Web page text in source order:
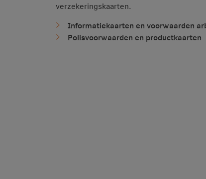
verzekeringskaarten.
Informatiekaarten en voorwaarden
Polisvoorwaarden en productkaarten